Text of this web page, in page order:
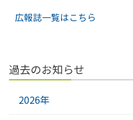
広報誌一覧はこちら
過去のお知らせ
2026年